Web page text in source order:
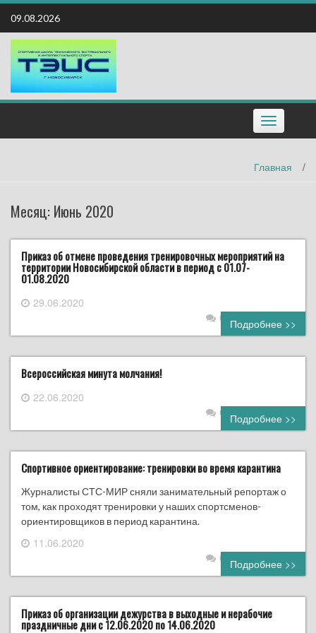
Наверх
09.08.2026
Toggle
navigation
Главная /
Месяц: Июнь 2020
Приказ об отмене проведения тренировочных мероприятий на
территории Новосибирской области в период с 01.07-
01.08.2020
29.06.2020
0 комментариев
Подробнее >>
Всероссийская минута молчания!
22.06.2020
0 комментариев
Подробнее >>
Спортивное ориентирование: тренировки во время карантина
Журналисты СТС-МИР сняли занимательный репортаж о
том, как проходят тренировки у наших спортсменов-
ориентировщиков в период карантина.
11.06.2020
0 комментариев
Подробнее >>
Приказ об организации дежурства в выходные и нерабочие
праздничные дни с 12.06.2020 по 14.06.2020